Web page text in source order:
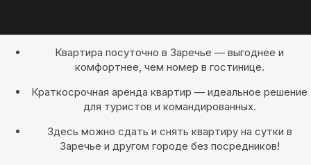
Квартира посуточно в Заречье — выгоднее и
комфортнее, чем номер в гостинице.
Краткосрочная аренда квартир — идеальное решение
для туристов и командированных.
Здесь можно сдать и снять квартиру на сутки в
Заречье и другом городе без посредников!